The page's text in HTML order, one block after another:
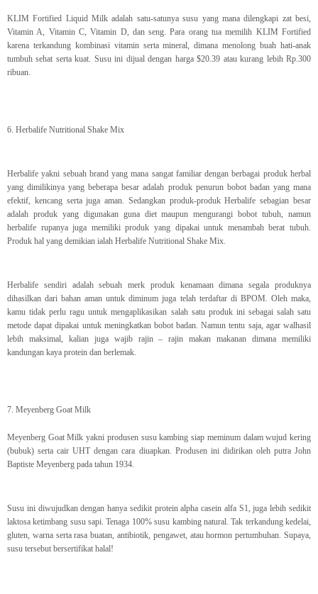
KLIM Fortified Liquid Milk adalah satu-satunya susu yang mana dilengkapi zat besi,
Vitamin A, Vitamin C, Vitamin D, dan seng. Para orang tua memilih KLIM Fortified
karena terkandung kombinasi vitamin serta mineral, dimana menolong buah hati-anak
tumbuh sehat serta kuat. Susu ini dijual dengan harga $20.39 atau kurang lebih Rp.300
ribuan.
6. Herbalife Nutritional Shake Mix
Herbalife yakni sebuah brand yang mana sangat familiar dengan berbagai produk herbal
yang dimilikinya yang beberapa besar adalah produk penurun bobot badan yang mana
efektif, kencang serta juga aman. Sedangkan produk-produk Herbalife sebagian besar
adalah produk yang digunakan guna diet maupun mengurangi bobot tubuh, namun
herbalife rupanya juga memiliki produk yang dipakai untuk menambah berat tubuh.
Produk hal yang demikian ialah Herbalife Nutritional Shake Mix.
Herbalife sendiri adalah sebuah merk produk kenamaan dimana segala produknya
dihasilkan dari bahan aman untuk diminum juga telah terdaftar di BPOM. Oleh maka,
kamu tidak perlu ragu untuk mengaplikasikan salah satu produk ini sebagai salah satu
metode dapat dipakai untuk meningkatkan bobot badan. Namun tentu saja, agar walhasil
lebih maksimal, kalian juga wajib rajin – rajin makan makanan dimana memiliki
kandungan kaya protein dan berlemak.
7. Meyenberg Goat Milk
Meyenberg Goat Milk yakni produsen susu kambing siap meminum dalam wujud kering
(bubuk) serta cair UHT dengan cara diuapkan. Produsen ini didirikan oleh putra John
Baptiste Meyenberg pada tahun 1934.
Susu ini diwujudkan dengan hanya sedikit protein alpha casein alfa S1, juga lebih sedikit
laktosa ketimbang susu sapi. Tenaga 100% susu kambing natural. Tak terkandung kedelai,
gluten, warna serta rasa buatan, antibiotik, pengawet, atau hormon pertumbuhan. Supaya,
susu tersebut bersertifikat halal!